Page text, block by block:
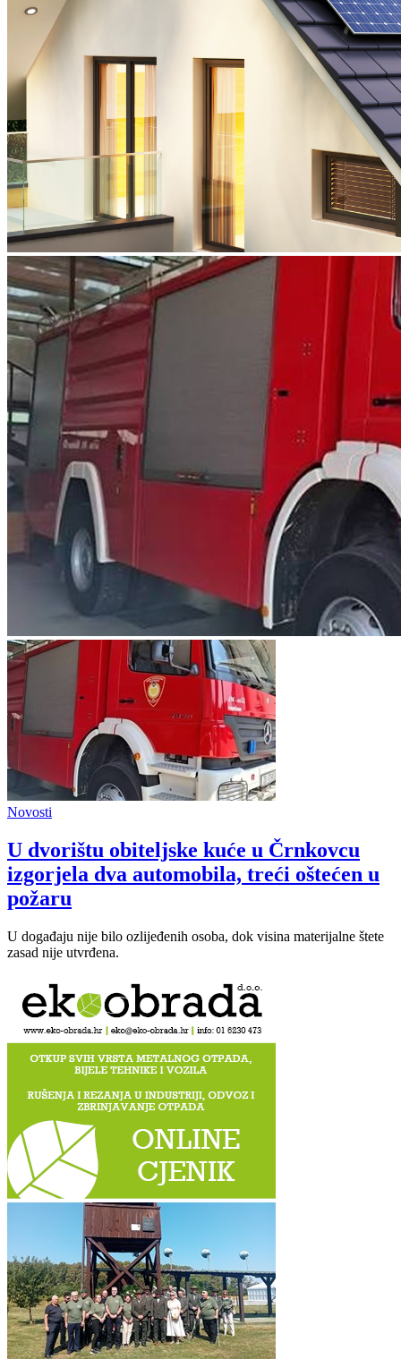
Novosti
U dvorištu obiteljske kuće u Črnkovcu
izgorjela dva automobila, treći oštećen u
požaru
U događaju nije bilo ozlijeđenih osoba, dok visina materijalne štete
zasad nije utvrđena.